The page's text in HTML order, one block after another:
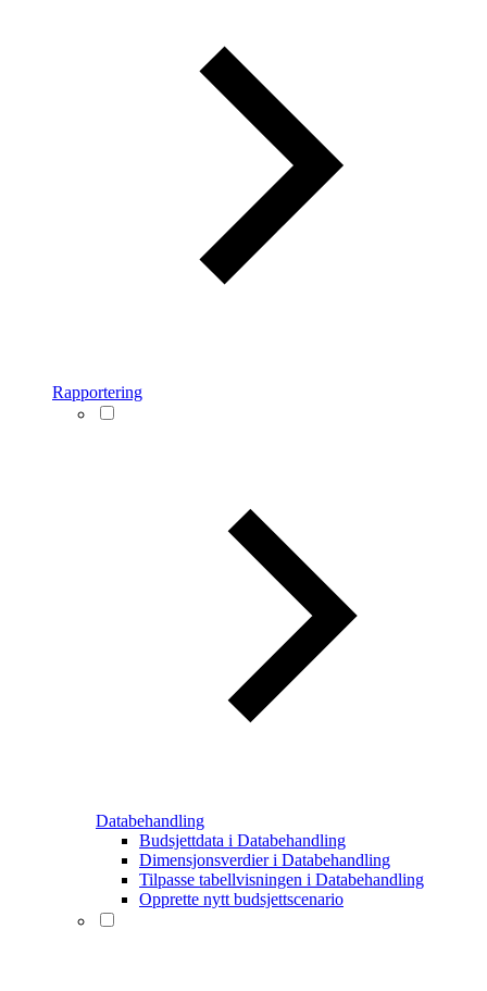
Rapportering
Databehandling
Budsjettdata i Databehandling
Dimensjonsverdier i Databehandling
Tilpasse tabellvisningen i Databehandling
Opprette nytt budsjettscenario